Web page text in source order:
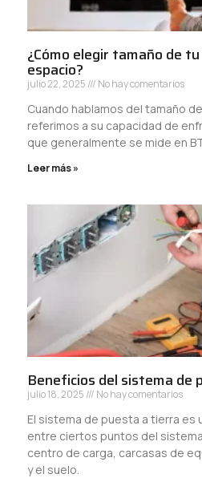
¿Cómo elegir tamaño de
espacio?
julio 22, 2025 No hay comentarios
Cuando hablamos del tamaño
referimos a su capacidad de
que generalmente se mide en
Leer más »
Beneficios del sistema de
julio 18, 2025 No hay comentarios
El sistema de puesta a tierra es
entre ciertos puntos del
centro de carga, carcasas de
y el suelo.